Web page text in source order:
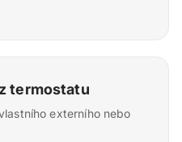
termostatu
externího nebo